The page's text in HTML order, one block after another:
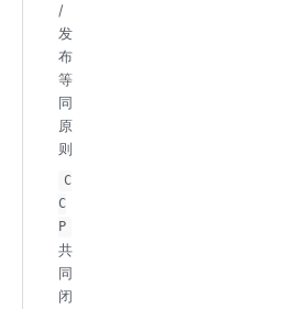
/
发
布
等
同
原
则
C
C
P
共
同
闭